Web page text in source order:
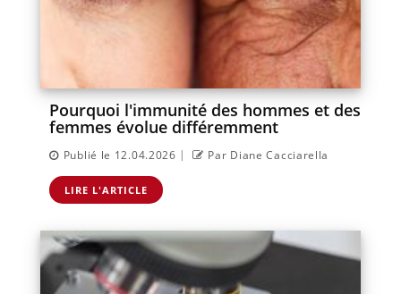
Pourquoi l'immunité des hommes et des
femmes évolue différemment
Publié le 12.04.2026 | Par Diane Cacciarella
LIRE L'ARTICLE